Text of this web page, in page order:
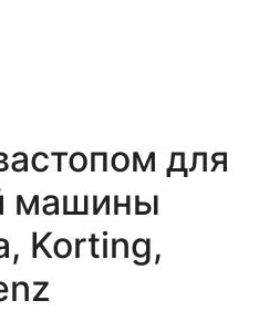
для
машины
Korting,